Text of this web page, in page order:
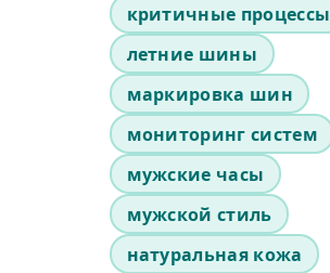
критичные процессы
летние шины
маркировка шин
мониторинг систем
мужские часы
мужской стиль
натуральная кожа